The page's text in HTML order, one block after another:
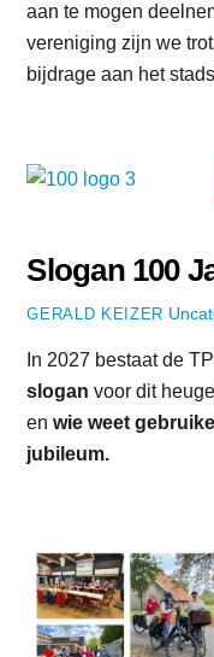
aan te mogen
vereniging zijn we
bijdrage aan het
Slogan 100
GERALD KEIZER
In 2027 bestaat de
slogan voor dit
enwie weet
jubileum.